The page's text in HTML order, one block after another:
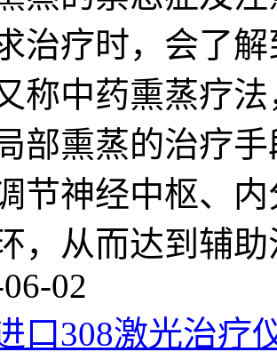
治疗时，会了
称中药熏蒸疗
部熏蒸的治疗
节神经中枢、
，从而达到辅
02
口308激光治疗